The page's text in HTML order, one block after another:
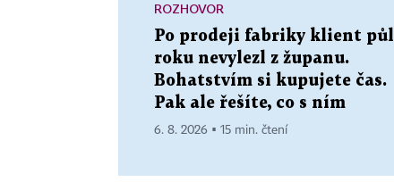
ROZHOVOR
Po prodeji fabriky klient půl
roku nevylezl z županu.
Bohatstvím si kupujete čas.
Pak ale řešíte, co s ním
6. 8. 2026 ▪ 15 min. čtení